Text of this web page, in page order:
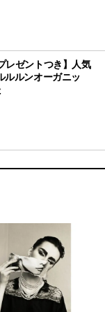
レゼントつき】人気
ルルンオーガニッ